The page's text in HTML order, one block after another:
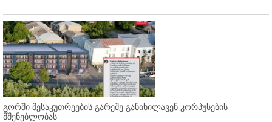
გორში მესაკუთრეების გარეშე განიხილავენ კორპუსების
მშენებლობას